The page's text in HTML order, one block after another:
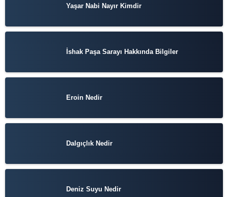
Yaşar Nabi Nayır Kimdir
İshak Paşa Sarayı Hakkında Bilgiler
Eroin Nedir
Dalgıçlık Nedir
Deniz Suyu Nedir